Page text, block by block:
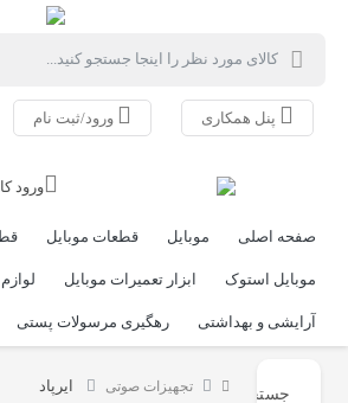
پنل همکاری ورود/ثبت نام
ورود
صفحه اصلی موبایل قطعات موبایل
موبایل استوک ابزار تعمیرات موبایل
آرایشی و بهداشتی رهگیری مرسولات پستی
جستجو تجهیزات صوتی ایرپاد